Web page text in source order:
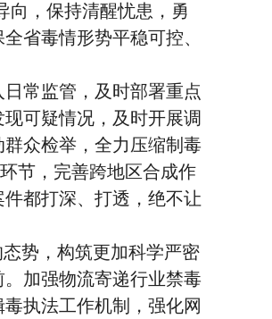
向，保持清醒忧患，勇
省毒情形势平稳可控、
常监管，及时部署重点
可疑情况，及时开展调
众检举，全力压缩制毒
节，完善跨地区合成作
都打深、打透，绝不让
态势，构筑更加科学严密
加强物流寄递行业禁毒
执法工作机制，强化网